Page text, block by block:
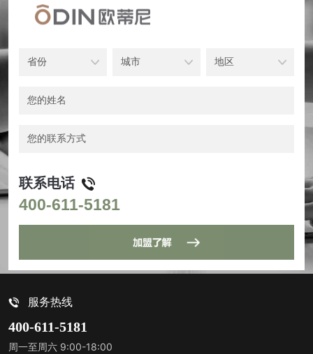
联系电话
400-611-5181
服务热线
400-611-5181
周一至周六 9:00-18:00